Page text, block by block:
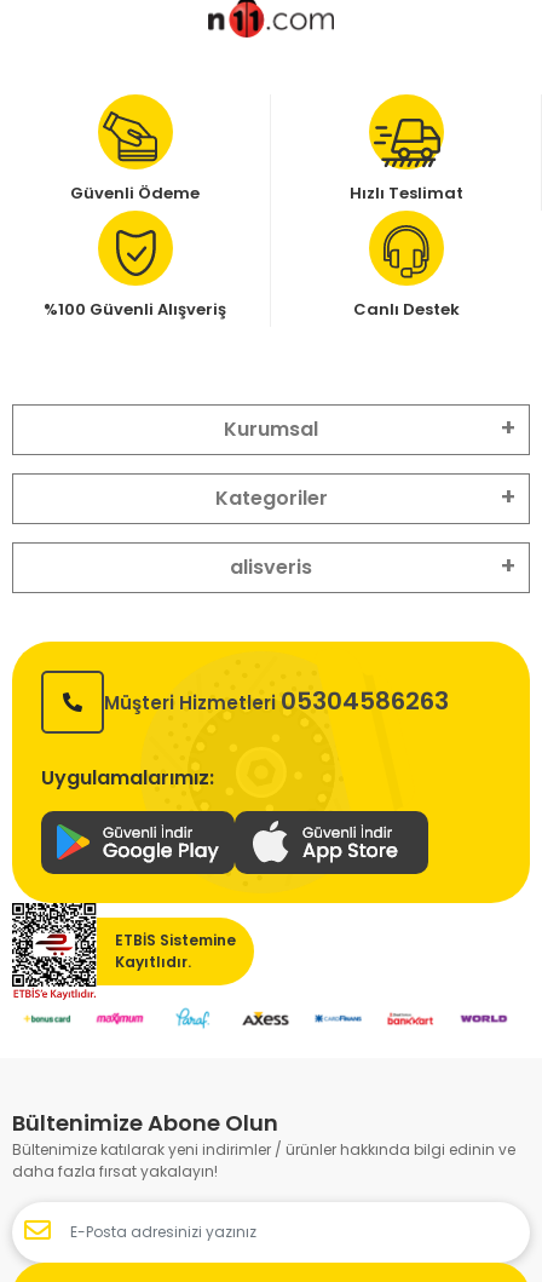
Güvenli Ödeme Hızlı Teslimat
%100 Güvenli Alışveriş Canlı Destek
Kurumsal
Kategoriler
alisveris
Müşteri Hizmetleri 05304586263
Uygulamalarımız:
ETBİS Sistemine
Kayıtlıdır.
Bültenimize Abone Olun
Bültenimize katılarak yeni indirimler / ürünler hakkında bilgi edinin ve
daha fazla fırsat yakalayın!